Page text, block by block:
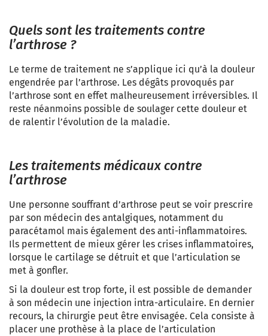
Quels sont les traitements contre
l’arthrose ?
Le terme de traitement ne s’applique ici qu’à la douleur
engendrée par l’arthrose. Les dégâts provoqués par
l’arthrose sont en effet malheureusement irréversibles. Il
reste néanmoins possible de soulager cette douleur et
de ralentir l’évolution de la maladie.
Les traitements médicaux contre
l’arthrose
Une personne souffrant d’arthrose peut se voir prescrire
par son médecin des antalgiques, notamment du
paracétamol mais également des anti-inflammatoires.
Ils permettent de mieux gérer les crises inflammatoires,
lorsque le cartilage se détruit et que l’articulation se
met à gonfler.
Si la douleur est trop forte, il est possible de demander
à son médecin une injection intra-articulaire. En dernier
recours, la chirurgie peut être envisagée. Cela consiste à
placer une prothèse à la place de l’articulation